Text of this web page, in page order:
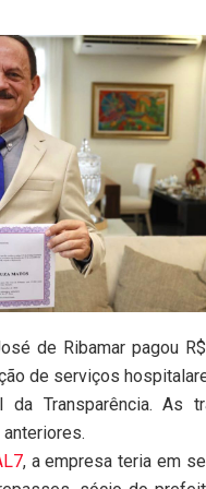
de Ribamar pagou
de serviços
da Transparência. As
, a empresa teria em